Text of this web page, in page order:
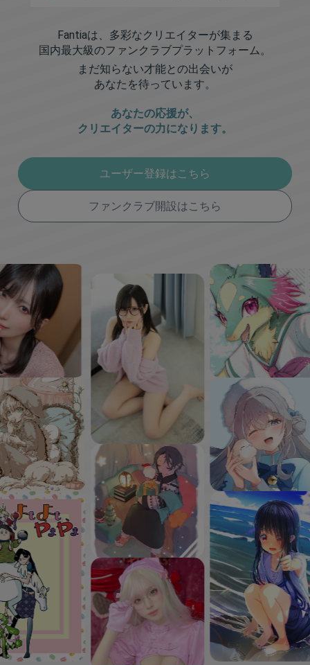
Fantiaは、多彩なクリエイターが集まる
国内最大級のファンクラブプラットフォーム。
まだ知らない才能との出会いが
あなたを待っています。
あなたの応援が、
クリエイターの力になります。
ユーザー登録はこちら
ファンクラブ開設はこちら